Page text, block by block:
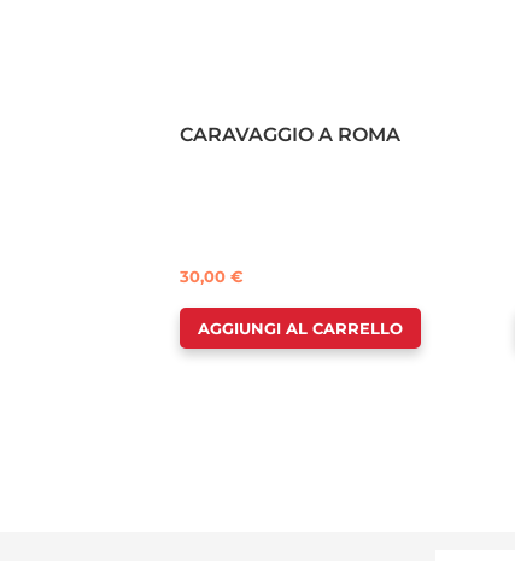
CARAVAGGIO A ROMA
30,00€
AGGIUNGI AL CARRELLO